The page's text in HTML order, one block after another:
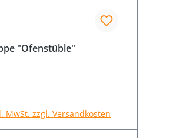
"Ofenstüble"
Preis:
MwSt. zzgl. Versandkosten